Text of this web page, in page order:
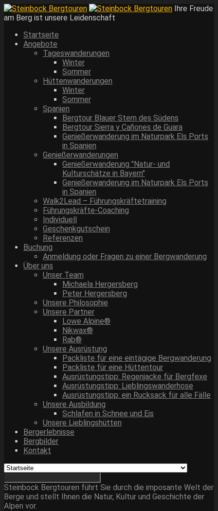
Ihre Freude
am Berg ist unsere Leidenschaft
Startseite
Angebote
Tageswanderungen
Winter
Sommer
Hüttenwanderungen
Winter
Sommer
Spanien
Bergtour Blauer Stern des Südens
Bergtour Sierra y Cañones de Guara
Genießerwanderung im Naturpark Els Ports
in Spanien
Genießerwanderungen
Genießerwanderung "Natur- und
Kulturschätze in Bayern"
Genießerwanderung im Naturpark Els Ports
in Spanien
Walk2Lead – Führungskräftetraining
Führungskräfte-Coaching
Individuell
Geschenkgutschein
Referenzen
Buchung
Anmeldung oder Fragen zu einer Bergwanderung
Über uns
Unser Team
Michaela Hergersberg
Peter Hergersberg
Unsere Philosophie
Unsere Partner
Lowe Alpine®
Nikwax®
Rab®
Unsere Ausrüstung
Packliste für eine eintägige Bergwanderung
Packliste für eine Hüttentour
Ausrüstungstipp: Regenjacke für Bergfexe
Ausrüstungstipp: Lieblingswanderhose
Ausrüstungstipp: ein Rucksack für alle Fälle
Unsere Ausbildung
Schlafen in Schnee und Eis
Unsere Lieblingshütten
Bergerlebnisse
Bergbilder
Kontakt
Steinbock Bergtouren führt Sie durch die imposante Welt der
Berge und stellt Ihnen die Natur, Kultur und Geschichte der
Alpen vor.